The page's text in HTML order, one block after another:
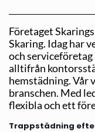
Företaget
Skaring. Idag har
och
alltifrån
hemstädning. Vår
branschen. Med
flexibla och ett
Trappstädning